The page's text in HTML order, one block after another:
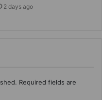
2 days ago
Required fields are